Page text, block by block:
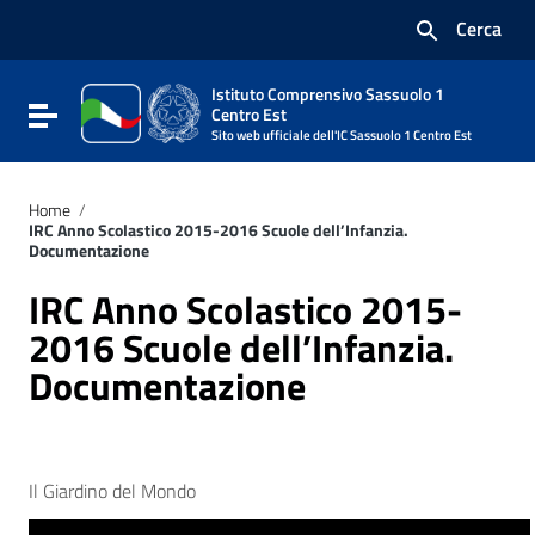
Vai al footer
Cerca
Attiva / disattiva la navigazione
Istituto Comprensivo Sassuolo 1
Centro Est
Sito web ufficiale dell'IC Sassuolo 1 Centro Est
Home /
IRC Anno Scolastico 2015-2016 Scuole dell’Infanzia.
Documentazione
IRC Anno Scolastico 2015-
2016 Scuole dell’Infanzia.
Documentazione
Il Giardino del Mondo